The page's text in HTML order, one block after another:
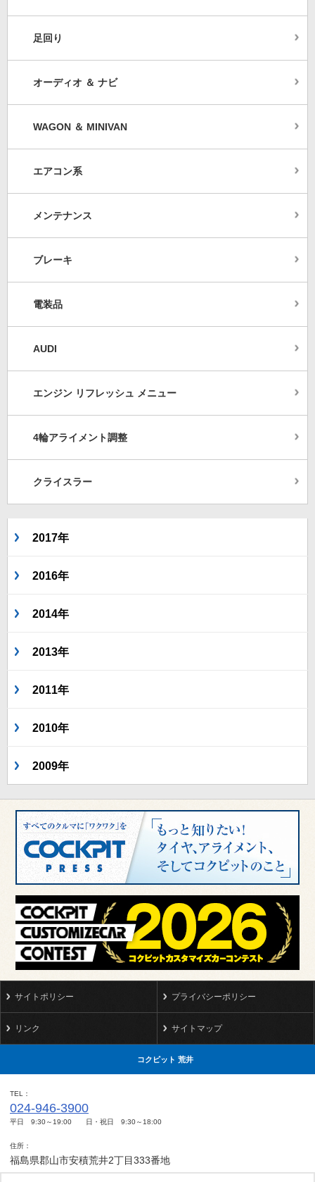
足回り
オーディオ ＆ ナビ
WAGON ＆ MINIVAN
エアコン系
メンテナンス
ブレーキ
電装品
AUDI
エンジン リフレッシュ メニュー
4輪アライメント調整
クライスラー
2017年
2016年
2014年
2013年
2011年
2010年
2009年
サイトポリシー プライバシーポリシー
リンク サイトマップ
コクピット 荒井
TEL
024-946-3900
平日 9:30～19:00 日・祝日 9:30～18:00
住所
福島県郡山市安積荒井2丁目333番地